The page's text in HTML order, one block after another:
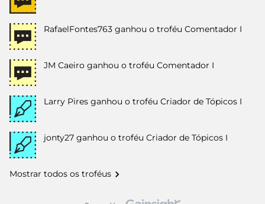
RafaelFontes763 ganhou o troféu Comentador I
JM Caeiro ganhou o troféu Comentador I
Larry Pires ganhou o troféu Criador de Tópicos I
jonty27 ganhou o troféu Criador de Tópicos I
Mostrar todos os troféus